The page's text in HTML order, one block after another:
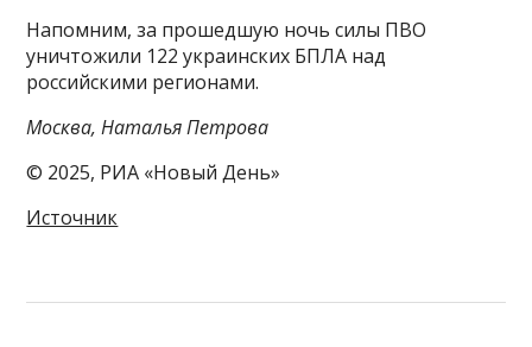
Напомним, за прошедшую ночь силы ПВО
уничтожили 122 украинских БПЛА над
российскими регионами.
Москва, Наталья Петрова
© 2025, РИА «Новый День»
Источник